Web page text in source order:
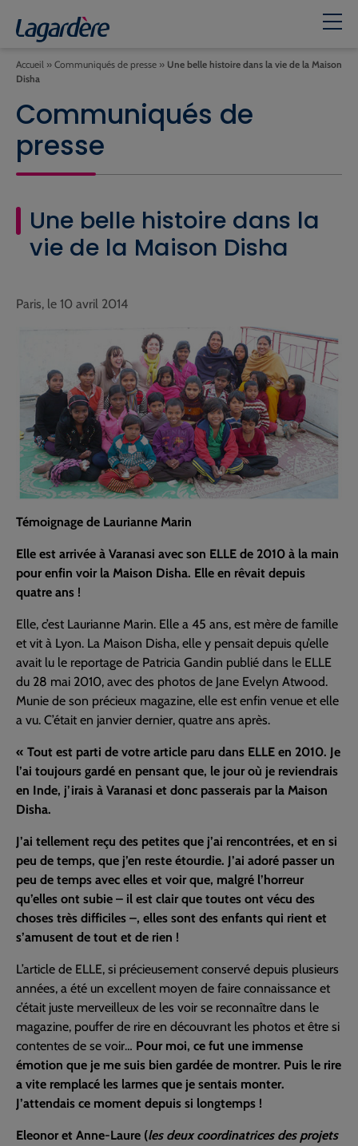
Accueil » Communiqués de presse » Une belle histoire dans la vie de la Maison
Disha
Communiqués de
presse
Une belle histoire dans la
vie de la Maison Disha
Paris, le 10 avril 2014
Témoignage de Laurianne Marin
Elle est arrivée à Varanasi avec son ELLE de 2010 à la main
pour enfin voir la Maison Disha. Elle en rêvait depuis
quatre ans !
Elle, c’est Laurianne Marin. Elle a 45 ans, est mère de famille
et vit à Lyon. La Maison Disha, elle y pensait depuis qu’elle
avait lu le reportage de Patricia Gandin publié dans le ELLE
du 28 mai 2010, avec des photos de Jane Evelyn Atwood.
Munie de son précieux magazine, elle est enfin venue et elle
a vu. C’était en janvier dernier, quatre ans après.
« Tout est parti de votre article paru dans ELLE en 2010. Je
l’ai toujours gardé en pensant que, le jour où je reviendrais
en Inde, j’irais à Varanasi et donc passerais par la Maison
Disha.
J’ai tellement reçu des petites que j’ai rencontrées, et en si
peu de temps, que j’en reste étourdie. J’ai adoré passer un
peu de temps avec elles et voir que, malgré l’horreur
qu’elles ont subie – il est clair que toutes ont vécu des
choses très difficiles –, elles sont des enfants qui rient et
s’amusent de tout et de rien !
L’article de ELLE, si précieusement conservé depuis plusieurs
années, a été un excellent moyen de faire connaissance et
c’était juste merveilleux de les voir se reconnaître dans le
magazine, pouffer de rire en découvrant les photos et être si
contentes de se voir… Pour moi, ce fut une immense
émotion que je me suis bien gardée de montrer. Puis le rire
a vite remplacé les larmes que je sentais monter.
J’attendais ce moment depuis si longtemps !
Eleonor et Anne-Laure (les deux coordinatrices des projets